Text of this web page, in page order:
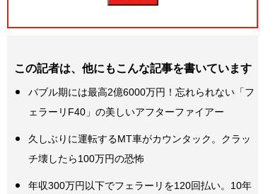
この記者は、他にもこんな記事を書いています
バブル期には最高2億6000万円！忘れられない「フ
ェラーリF40」の美しいアフターファイアー
久しぶりに運転するMT車がカウンタック。クラッ
チ壊したら100万円の恐怖
年収300万円以下でフェラーリを120回払い。10年